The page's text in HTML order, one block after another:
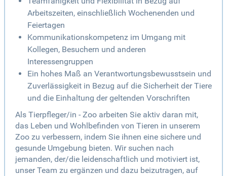
Arbeitszeiten, einschließlich Wochenenden und
Feiertagen
Kommunikationskompetenz im Umgang mit
Kollegen, Besuchern und anderen
Interessengruppen
Ein hohes Maß an Verantwortungsbewusstsein und
Zuverlässigkeit in Bezug auf die Sicherheit der Tiere
und die Einhaltung der geltenden Vorschriften
Als Tierpfleger/in - Zoo arbeiten Sie aktiv daran mit,
das Leben und Wohlbefinden von Tieren in unserem
Zoo zu verbessern, indem Sie ihnen eine sichere und
gesunde Umgebung bieten. Wir suchen nach
jemanden, der/die leidenschaftlich und motiviert ist,
unser Team zu ergänzen und dazu beizutragen, auf